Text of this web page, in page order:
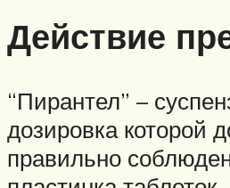
Действие
“Пирантел” –
дозировка которой
правильно